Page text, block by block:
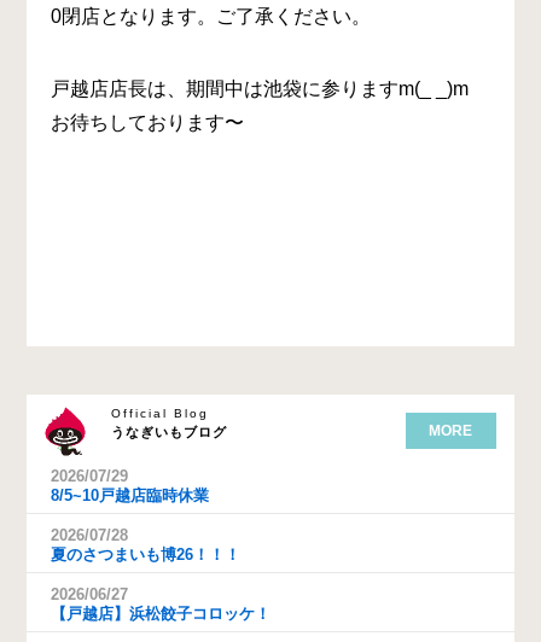
0閉店となります。ご了承ください。
戸越店店長は、期間中は池袋に参りますm(_ _)m
お待ちしております〜
うなぎいもブログ
Official Blog
MORE
2026/07/29
8/5~10戸越店臨時休業
2026/07/28
夏のさつまいも博26！！！
2026/06/27
【戸越店】浜松餃子コロッケ！